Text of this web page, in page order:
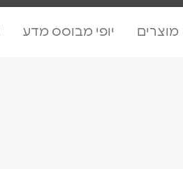
מוצרים יופי מבוסס מדע